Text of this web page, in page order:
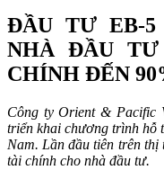
ĐẦU TƯ EB-5
NHÀ ĐẦU
CHÍNH ĐẾN
Công ty Orient & Pacific
triển khai chương trình hỗ
Nam. Lần đầu tiên trên
tài chính cho nhà đầu tư.